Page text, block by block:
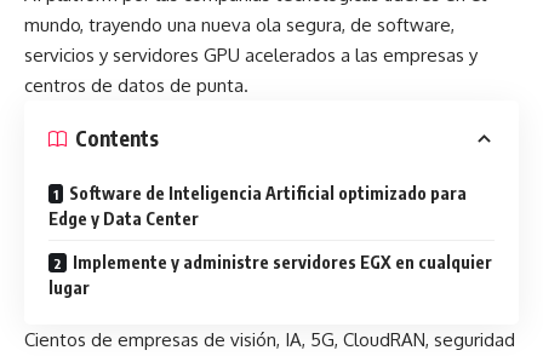
mundo, trayendo una nueva ola segura, de software,
servicios y servidores GPU acelerados a las empresas y
centros de datos de punta.
Contents
Software de Inteligencia Artificial optimizado para
Edge y Data Center
Implemente y administre servidores EGX en cualquier
lugar
Cientos de empresas de visión, IA, 5G, CloudRAN, seguridad